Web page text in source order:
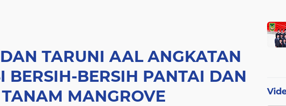
TARUNI AAL ANGKATAN
BERSIH-BERSIH PANTAI DAN
TANAM MANGROVE